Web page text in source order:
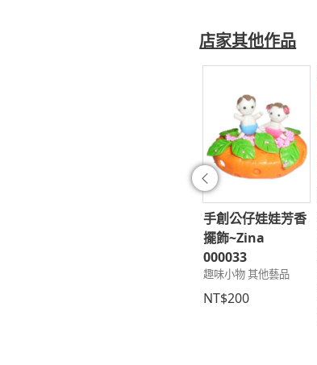
店家其他作品
往前
手創公仔娃娃芳香
擺飾~Zina
000033
趣味小物 其他藝品
NT$200